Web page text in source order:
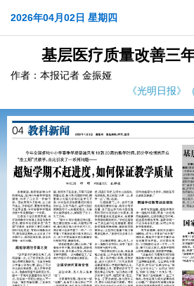
2026年04月02日 星期四
基层医疗质量改善三
作者：本报记者 金振娅
《光明日报》